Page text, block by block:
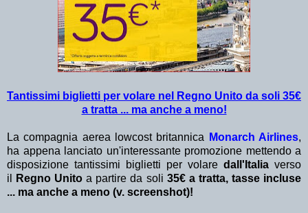
Tantissimi biglietti per volare nel Regno Unito da soli 35€
a tratta ... ma anche a meno!
La compagnia aerea lowcost britannica Monarch Airlines,
ha appena lanciato un'interessante promozione mettendo a
disposizione tantissimi biglietti per volare dall'Italia verso
il
Regno Unitoa partire da soli 35€ a tratta, tasse incluse
... ma anche a meno (v. screenshot)!